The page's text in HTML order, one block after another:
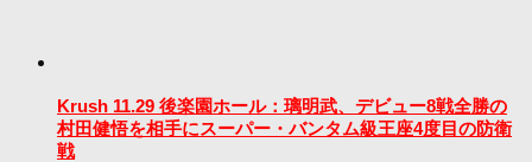
Krush 11.29 後楽園ホール：璃明武、デビュー8戦全勝の
村田健悟を相手にスーパー・バンタム級王座4度目の防衛
戦